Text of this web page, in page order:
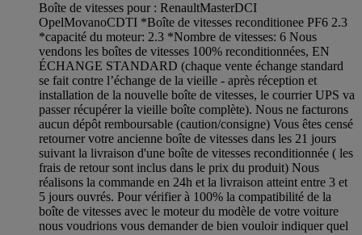
Boîte de vitesses pour : RenaultMasterDCI
OpelMovanoCDTI *Boîte de vitesses reconditionee PF6 2.3
*capacité du moteur: 2.3 *Nombre de vitesses: 6 Nous
vendons les boîtes de vitesses 100% reconditionnées, EN
ÉCHANGE STANDARD (chaque vente échange standard
se fait contre l’échange de la vieille - après réception et
installation de la nouvelle boîte de vitesses, le courrier UPS va
passer récupérer la vieille boîte complète). Nous ne facturons
aucun dépôt remboursable (caution/consigne) Vous êtes censé
retourner votre ancienne boîte de vitesses dans les 21 jours
suivant la livraison d'une boîte de vitesses reconditionnée ( les
frais de retour sont inclus dans le prix du produit) Nous
réalisons la commande en 24h et la livraison atteint entre 3 et
5 jours ouvrés. Pour vérifier à 100% la compatibilité de la
boîte de vitesses avec le moteur du modèle de votre voiture
nous voudrions vous demander de bien vouloir indiquer quel